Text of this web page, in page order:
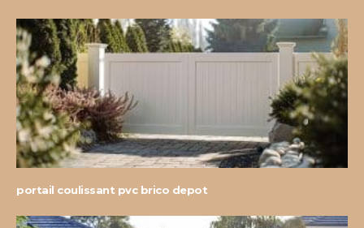
portail coulissant pvc brico depot